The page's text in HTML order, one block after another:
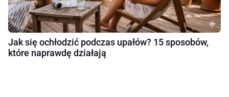
Jak się ochłodzić podczas upałów? 15 sposobów,
które naprawdę działają